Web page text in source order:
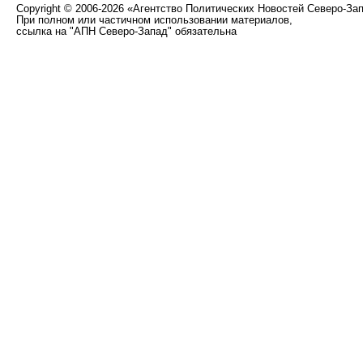
Copyright © 2006-2026 «Агентство Политических Новостей Северо-
При полном или частичном использовании материалов,
ссылка на "АПН Северо-Запад" обязательна